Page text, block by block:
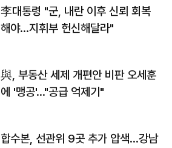
李대통령 "군, 내란 이후 신뢰 회복
해야…지휘부 헌신해달라"
與, 부동산 세제 개편안 비판 오세훈
에 '맹공'…"공급 억제기"
합수본, 선관위 9곳 추가 압색…강남